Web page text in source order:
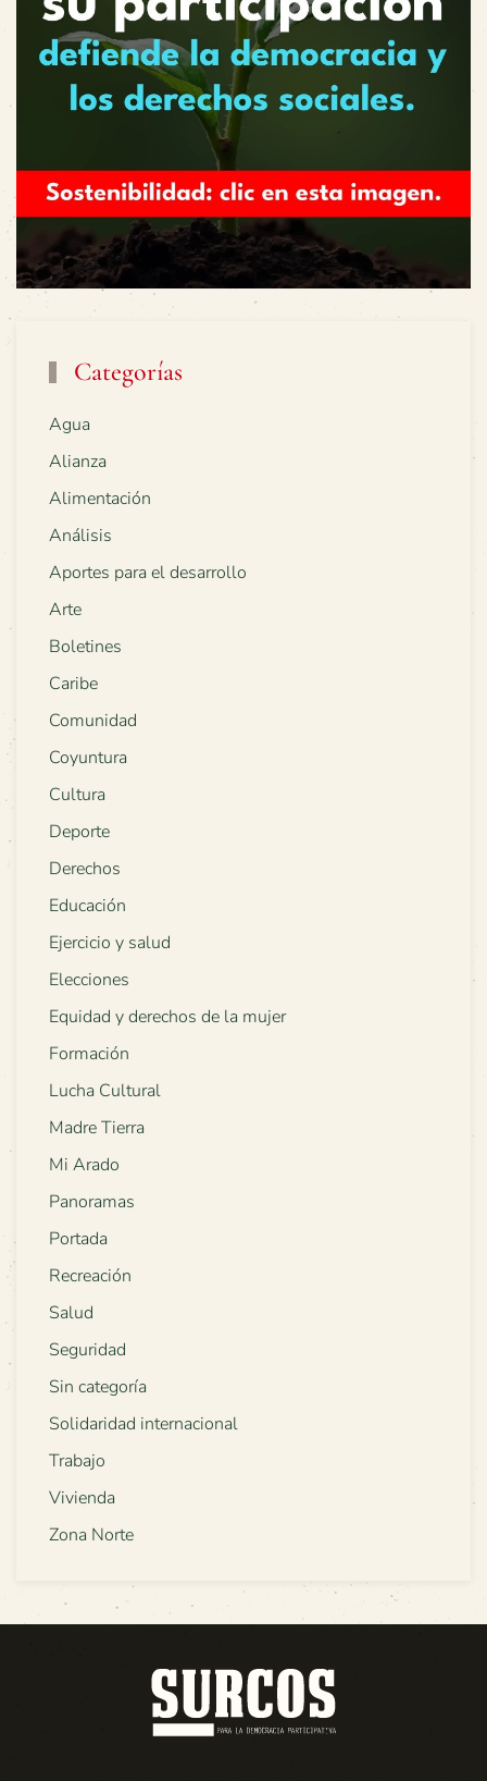
Categorías
Agua
Alianza
Alimentación
Análisis
Aportes para el desarrollo
Arte
Boletines
Caribe
Comunidad
Coyuntura
Cultura
Deporte
Derechos
Educación
Ejercicio y salud
Elecciones
Equidad y derechos de la mujer
Formación
Lucha Cultural
Madre Tierra
Mi Arado
Panoramas
Portada
Recreación
Salud
Seguridad
Sin categoría
Solidaridad internacional
Trabajo
Vivienda
Zona Norte